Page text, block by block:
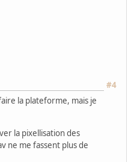
#4
la plateforme, mais je
la pixellisation des
ne me fassent plus de